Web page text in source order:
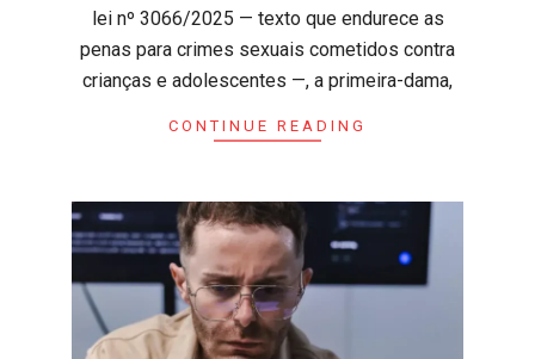
lei nº 3066/2025 — texto que endurece as
penas para crimes sexuais cometidos contra
crianças e adolescentes —, a primeira-dama,
CONTINUE READING